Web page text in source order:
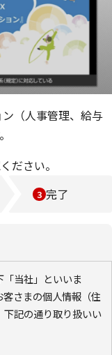
（人事管理、給与
ださい。
完了
当社」といいま
さまの個人情報（住
記の通り取り扱いい